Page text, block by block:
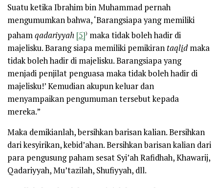
Suatu ketika Ibrahim bin Muhammad pernah
mengumumkan bahwa, ‘Barangsiapa yang memiliki
pahamqadariyyah [5]) maka tidak boleh hadir di
majelisku. Barang siapa memiliki pemikiran taqlid maka
tidak boleh hadir di majelisku. Barangsiapa yang
menjadi penjilat penguasa maka tidak boleh hadir di
majelisku!’ Kemudian akupun keluar dan
menyampaikan pengumuman tersebut kepada
mereka.”
Maka demikianlah, bersihkan barisan kalian. Bersihkan
dari kesyirikan, kebid’ahan. Bersihkan barisan kalian dari
para pengusung paham sesat Syi’ah Rafidhah, Khawarij,
Qadariyyah, Mu’tazilah, Shufiyyah, dll.